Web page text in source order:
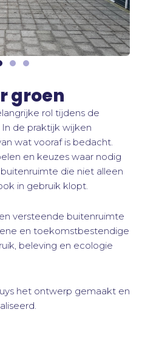
groen
rol tijdens de
de praktijk wijken
wat vooraf is bedacht.
en keuzes waar nodig
die niet alleen
in gebruik klopt.
versteende buitenruimte
en toekomstbestendige
beleving en ecologie
het ontwerp gemaakt en